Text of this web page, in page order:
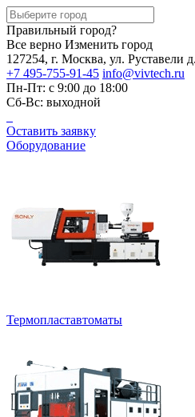
Правильный город?
Все верно Изменить город
127254, г. Москва, ул. Руставели
+7 495-755-91-45 info@vivtech.ru
Пн-Пт: с 9:00 до 18:00
Сб-Вс: выходной
Оставить заявку
Оборудование
Термопластавтоматы